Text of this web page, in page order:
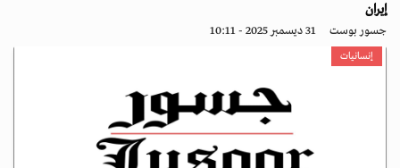
إيران
جسور بوست 31 ديسمبر 2025 - 10:11
إنسانيات